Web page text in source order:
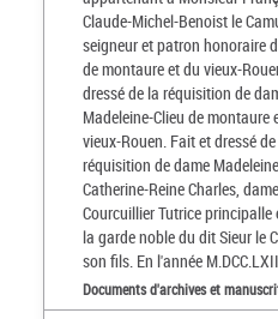
Claude-Michel-Benoist le
seigneur et patron honoraire
de montaure et du vieux-
dressé de la réquisition de
Madeleine-Clieu de montaure
vieux-Rouen. Fait et dressé
réquisition de dame
Catherine-Reine Charles,
Courcuillier Tutrice principalle
la garde noble du dit Sieur le
son fils. En l'année
Documents d'archives et